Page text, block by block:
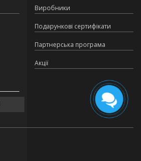
Виробники
Подарункові сертифікати
Партнерська програма
Акції